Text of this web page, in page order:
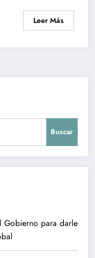
Leer Más
Buscar
Gobierno para darle